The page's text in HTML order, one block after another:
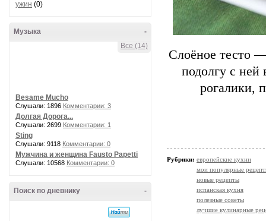
ужин (0)
-
Музыка
Все (14)
Besame Mucho
Слушали: 1896 Комментарии: 3
Долгая Дорога...
Слушали: 2699 Комментарии: 1
Sting
Слушали: 9118 Комментарии: 0
Мужчина и женщина Fausto Papetti
Слушали: 10568 Комментарии: 0
-
Поиск по дневнику
Слоёное тесто
подолгу с ней
рогалики,
Рубрики: европейские кухни
мои популярные
новые рецепты
испанская кухня
полезные советы
лучшие кулинарные